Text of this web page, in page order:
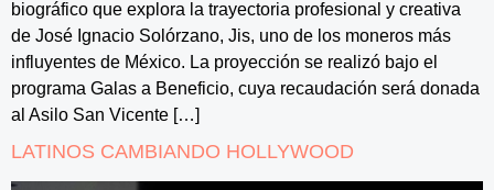
biográfico que explora la trayectoria profesional y creativa
de José Ignacio Solórzano, Jis, uno de los moneros más
influyentes de México. La proyección se realizó bajo el
programa Galas a Beneficio, cuya recaudación será donada
al Asilo San Vicente […]
LATINOS CAMBIANDO HOLLYWOOD